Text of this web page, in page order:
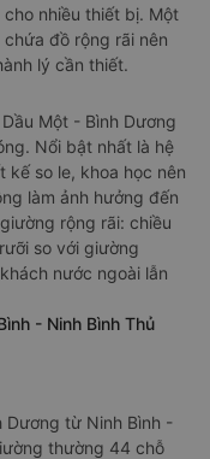
nhiều thiết bị. Một
đồ rộng rãi nên
lý cần thiết.
Một - Bình Dương
Nổi bật nhất là hệ
so le, khoa học nên
làm ảnh hưởng đến
rộng rãi: chiều
so với giường
nước ngoài lẫn
- Ninh Bình Thủ
Dương từ Ninh Bình -
thường 44 chỗ